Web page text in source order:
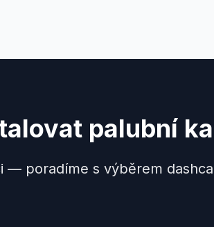
palubní
— poradíme s výběrem